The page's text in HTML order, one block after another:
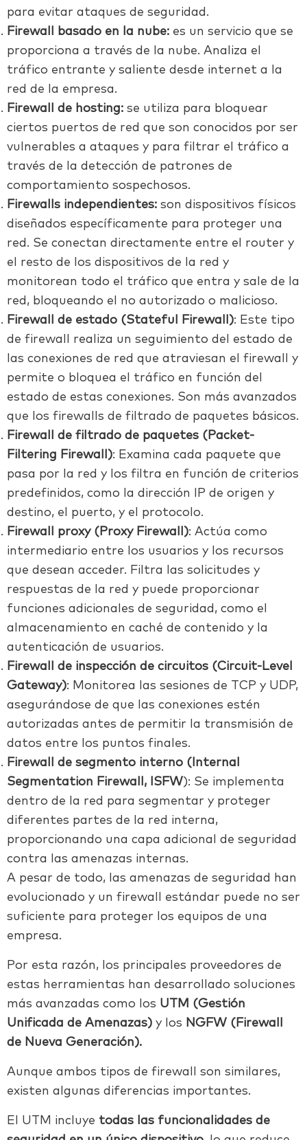
para evitar ataques de seguridad.
Firewall basado en la nube: es un servicio que se
proporciona a través de la nube. Analiza el
tráfico entrante y saliente desde internet a la
red de la empresa.
Firewall de hosting: se utiliza para bloquear
ciertos puertos de red que son conocidos por ser
vulnerables a ataques y para filtrar el tráfico a
través de la detección de patrones de
comportamiento sospechosos.
Firewalls independientes: son dispositivos físicos
diseñados específicamente para proteger una
red. Se conectan directamente entre el router y
el resto de los dispositivos de la red y
monitorean todo el tráfico que entra y sale de la
red, bloqueando el no autorizado o malicioso.
Firewall de estado (Stateful Firewall): Este tipo
de firewall realiza un seguimiento del estado de
las conexiones de red que atraviesan el firewall y
permite o bloquea el tráfico en función del
estado de estas conexiones. Son más avanzados
que los firewalls de filtrado de paquetes básicos.
Firewall de filtrado de paquetes (Packet-
Filtering Firewall): Examina cada paquete que
pasa por la red y los filtra en función de criterios
predefinidos, como la dirección IP de origen y
destino, el puerto, y el protocolo.
Firewall proxy (Proxy Firewall): Actúa como
intermediario entre los usuarios y los recursos
que desean acceder. Filtra las solicitudes y
respuestas de la red y puede proporcionar
funciones adicionales de seguridad, como el
almacenamiento en caché de contenido y la
autenticación de usuarios.
Firewall de inspección de circuitos (Circuit-Level
Gateway): Monitorea las sesiones de TCP y UDP,
asegurándose de que las conexiones estén
autorizadas antes de permitir la transmisión de
datos entre los puntos finales.
Firewall de segmento interno (Internal
Segmentation Firewall, ISFW): Se implementa
dentro de la red para segmentar y proteger
diferentes partes de la red interna,
proporcionando una capa adicional de seguridad
contra las amenazas internas.
A pesar de todo, las amenazas de seguridad han
evolucionado y un firewall estándar puede no ser
suficiente para proteger los equipos de una
empresa.
Por esta razón, los principales proveedores de
estas herramientas han desarrollado soluciones
más avanzadas como los UTM (Gestión
Unificada de Amenazas) y los NGFW (Firewall
de Nueva Generación).
Aunque ambos tipos de firewall son similares,
existen algunas diferencias importantes.
El UTM incluye todas las funcionalidades de